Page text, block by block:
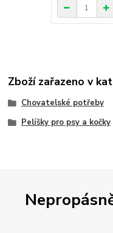
Zboží zařazeno v
Chovatelské potřeby
Pelíšky pro psy a kočky